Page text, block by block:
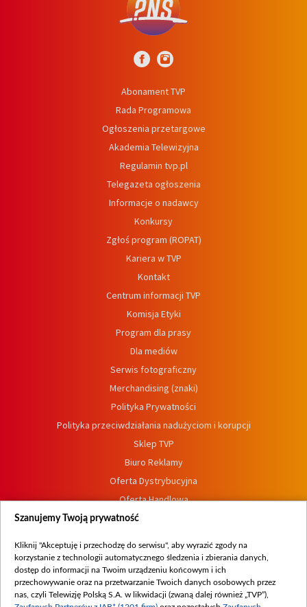
Abonament TVP
Rada Programowa
Ogłoszenia przetargowe
Akademia Telewizyjna
Regulamin tvp.pl
Telegazeta ogłoszenia
Informacje o nadawcy
Konkursy
Zgłoś program (ROPAT)
Kariera w TVP
Kontakt
Centrum informacji TVP
Komisja Etyki
Program dla prasy
Dla mediów
Serwis fotograficzny
Merchandising (znaki)
Polityka Prywatności
Polityka przeciwdziałania nadużyciom i korupcji
Sklep TVP
Biuro Reklamy
Oferta Dystrybucyjna
Oferta Handlowa
Dostępność
Procedura zgłoszeń wewnętrznych
Szanujemy Twoją prywatność
Kliknij "Akceptuję i przechodzę do serwisu", aby wyrazić zgody na
korzystanie z technologii automatycznego śledzenia i zbierania danych,
dostęp do informacji na Twoim urządzeniu końcowym i ich
przechowywanie oraz na przetwarzanie Twoich danych osobowych przez
nas, czyli Telewizję Polską S.A. w likwidacji (zwaną dalej również „TVP”),